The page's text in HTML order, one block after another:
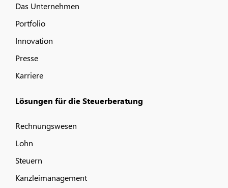
Das Unternehmen
Portfolio
Innovation
Presse
Karriere
Lösungen für die Steuerberatung
Rechnungswesen
Lohn
Steuern
Kanzleimanagement